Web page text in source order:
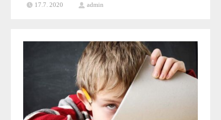
17.7. 2020 admin